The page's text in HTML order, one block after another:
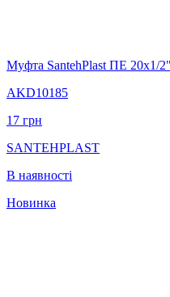
Муфта SantehPlast ПЕ 20х1/2"
AKD10185
17 грн
SANTEHPLAST
В наявності
Новинка